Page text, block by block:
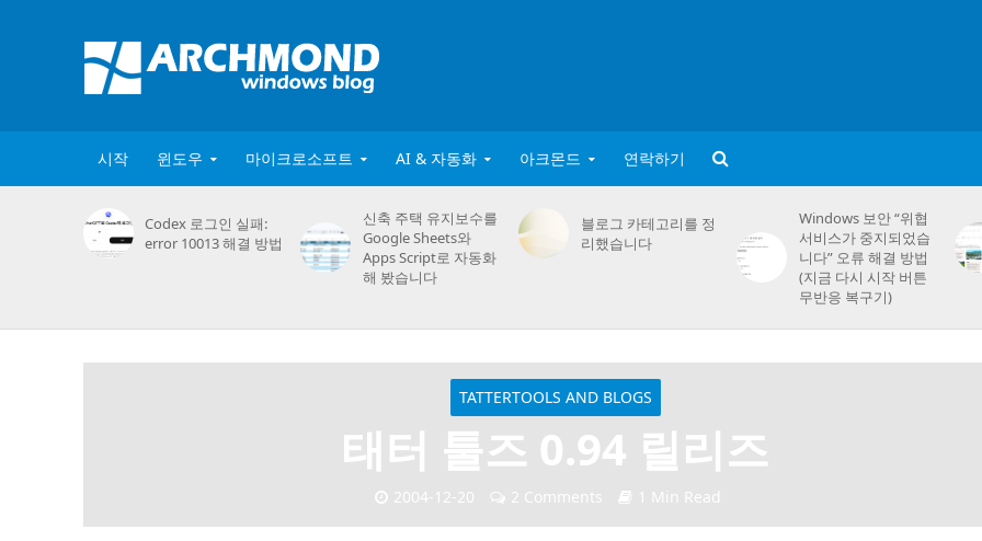
시작 윈도우 마이크로소프트 AI & 자동화 아크몬드 연락하기
Codex 로그인 실패:
error 10013 해결 방법
신축 주택 유지보수를
Google Sheets와
Apps Script로 자동화
해 봤습니다
블로그 카테고리를 정
리했습니다
Windows 보안 “위협
서비스가 중지되었습
니다” 오류 해결 방법
(지금 다시 시작 버튼
무반응 복구기)
TATTERTOOLS AND BLOGS
태터 툴즈 0.94 릴리즈
2004-12-20 2 Comments 1 Min Read